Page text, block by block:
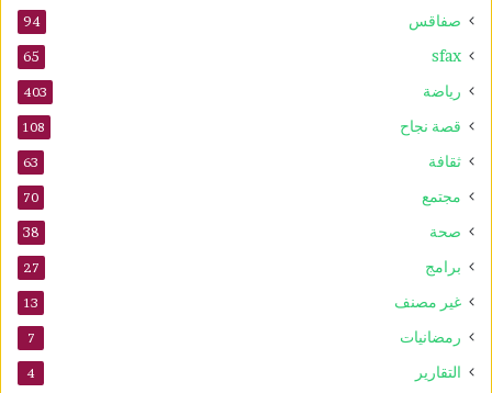
صفاقس 94
sfax
65
رياضة 403
قصة نجاح 108
ثقافة 63
مجتمع 70
صحة 38
برامج 27
غير مصنف 13
رمضانيات 7
التقارير 4